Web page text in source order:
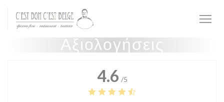
Πίνακας διαχείρισης "Μπισκότων" (Cookies)
Αξιολογήσεις
4.6 /5